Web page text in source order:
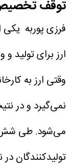
توقف تخصیص
فرزی پوربه
وقتی ارز به
نمی‌گیرد و در
می‌شود. طی شش
تولیدکنندگان